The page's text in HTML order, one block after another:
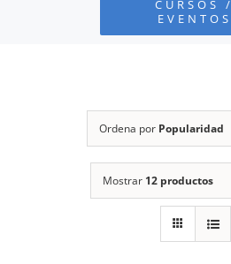
CURSOS /
EVENTOS
Ordena por Popularidad
Mostrar 12 productos